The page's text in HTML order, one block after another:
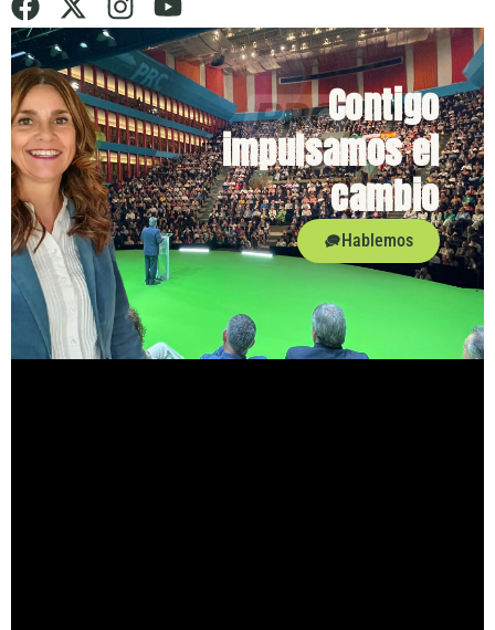
Contigo
impulsamos el
cambio
Hablemos